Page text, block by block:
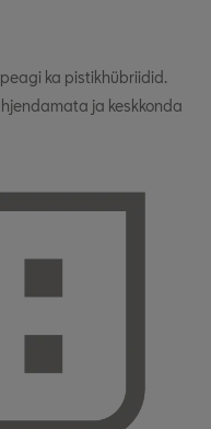
ka pistikhübriidid.
ja keskkonda